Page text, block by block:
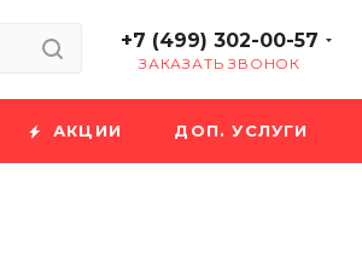
+7 (499) 302-00-57
ЗАКАЗАТЬ ЗВОНОК
АКЦИИ ДОП. УСЛУГИ